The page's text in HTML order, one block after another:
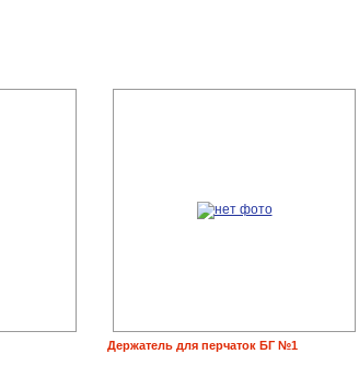
Держатель для перчаток БГ №1